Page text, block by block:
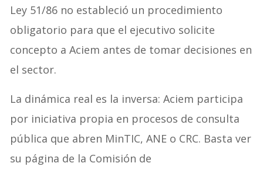
Ley 51/86 no estableció un procedimiento
obligatorio para que el ejecutivo solicite
concepto a Aciem antes de tomar decisiones en
el sector.
La dinámica real es la inversa: Aciem participa
por iniciativa propia en procesos de consulta
pública que abren MinTIC, ANE o CRC. Basta ver
su página de la Comisión de